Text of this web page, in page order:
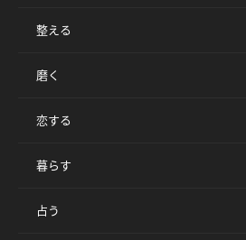
整える
磨く
恋する
暮らす
占う